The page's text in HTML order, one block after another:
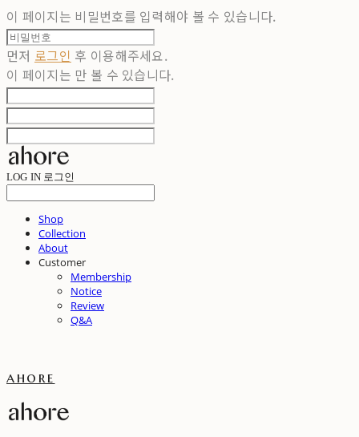
이 페이지는 비밀번호를 입력해야 볼 수 있습니다.
먼저 로그인 후 이용해주세요.
이 페이지는 만 볼 수 있습니다.
LOG IN 로그인
Shop
Collection
About
Customer
Membership
Notice
Review
Q&A
ahore